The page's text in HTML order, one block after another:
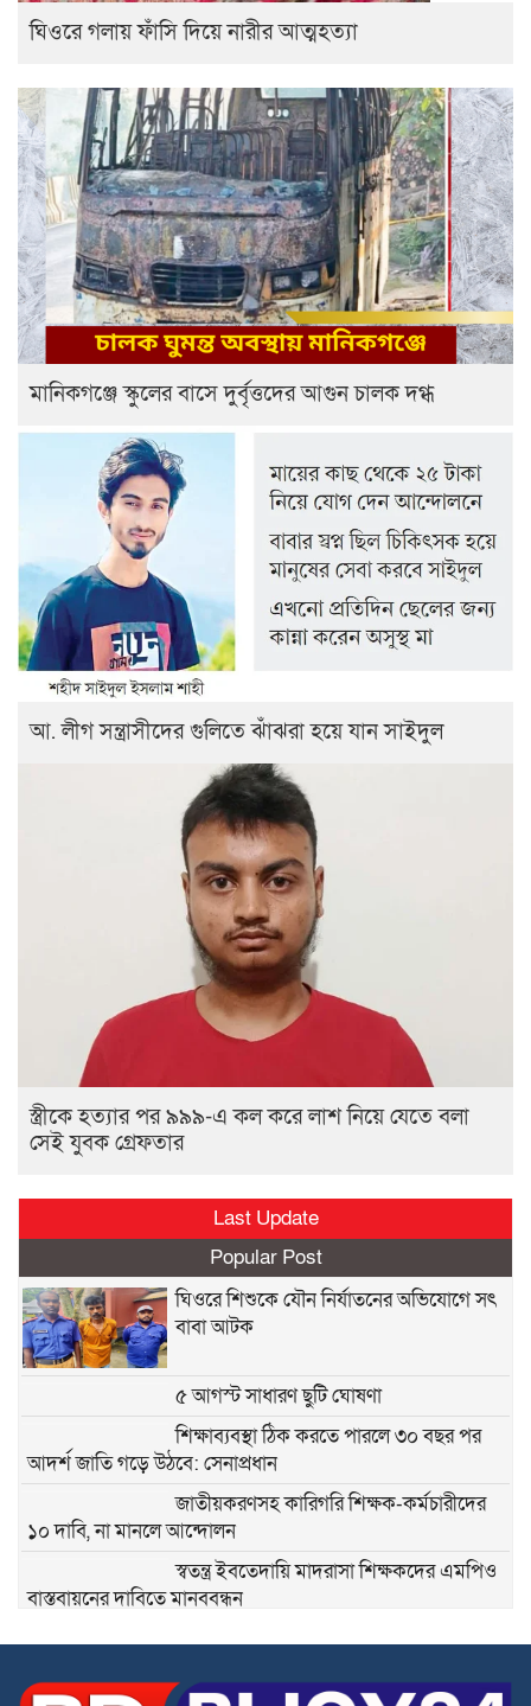
ঘিওরে গলায় ফাঁসি দিয়ে নারীর আত্মহত্যা
মানিকগঞ্জে স্কুলের বাসে দুর্বৃত্তদের আগুন চালক দগ্ধ
আ. লীগ সন্ত্রাসীদের গুলিতে ঝাঁঝরা হয়ে যান সাইদুল
স্ত্রীকে হত্যার পর ৯৯৯-এ কল করে লাশ নিয়ে যেতে বলা
সেই যুবক গ্রেফতার
Last Update
Popular Post
ঘিওরে শিশুকে যৌন নির্যাতনের অভিযোগে সৎ
বাবা আটক
৫ আগস্ট সাধারণ ছুটি ঘোষণা
শিক্ষাব্যবস্থা ঠিক করতে পারলে ৩০ বছর পর
আদর্শ জাতি গড়ে উঠবে: সেনাপ্রধান
জাতীয়করণসহ কারিগরি শিক্ষক-কর্মচারীদের
১০ দাবি, না মানলে আন্দোলন
স্বতন্ত্র ইবতেদায়ি মাদরাসা শিক্ষকদের এমপিও
বাস্তবায়নের দাবিতে মানববন্ধন
স্বতন্ত্র ইবতেদায়ি মাদ্রাসার বেতন বন্ধের চক্রান্ত
প্রতিকার